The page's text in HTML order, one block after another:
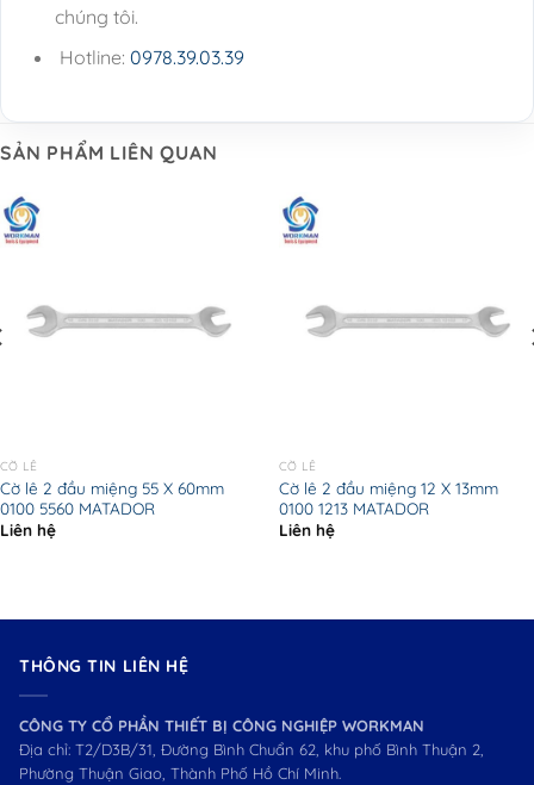
chúng tôi.
Hotline: 0978.39.03.39
SẢN PHẨM LIÊN QUAN
CỜ LÊ
Cờ lê 2 đầu miệng 55 X 60mm
0100 5560 MATADOR
Liên hệ
CỜ LÊ
Cờ lê 2 đầu miệng 12 X 13mm
0100 1213 MATADOR
Liên hệ
THÔNG TIN LIÊN HỆ
CÔNG TY CỔ PHẦN THIẾT BỊ CÔNG NGHIỆP WORKMAN
Địa chỉ: T2/D3B/31, Đường Bình Chuẩn 62, khu phố Bình Thuận 2,
Phường Thuận Giao, Thành Phố Hồ Chí Minh.